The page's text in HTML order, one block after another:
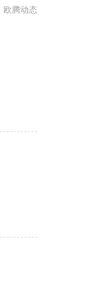
欧腾动态